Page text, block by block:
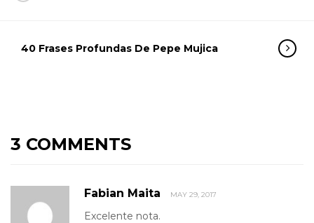
40 Frases Profundas De Pepe Mujica
3 COMMENTS
Fabian Maita MAY 29, 2017
Excelente nota.